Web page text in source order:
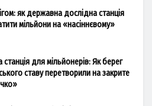
як державна дослідна станція
мільйони на «насіннєвому»
для мільйонерів: Як берег
ставу перетворили на закрите